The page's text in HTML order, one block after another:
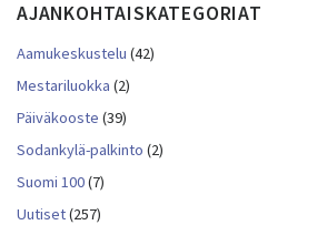
AJANKOHTAISKATEGORIAT
Aamukeskustelu (42)
Mestariluokka (2)
Päiväkooste (39)
Sodankylä-palkinto (2)
Suomi 100(7)
Uutiset(257)